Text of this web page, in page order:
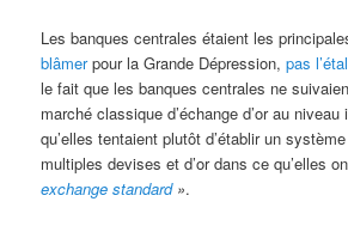
Les banques centrales étaient les
blâmerpour la Grande Dépression,pas
le fait que les banques centrales ne
marché classique d’échange d’or au
qu’elles tentaient plutôt d’établir un
multiples devises et d’or dans ce qu’elles
exchange standard».